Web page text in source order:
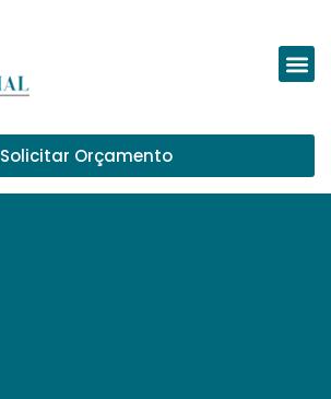
Solicitar Orçamento